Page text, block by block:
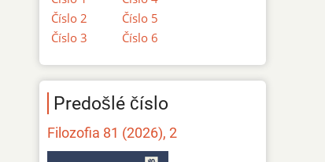
Číslo 2
Číslo 3
Číslo 5
Číslo 6
Predošlé číslo
Filozofia 81 (2026), 2